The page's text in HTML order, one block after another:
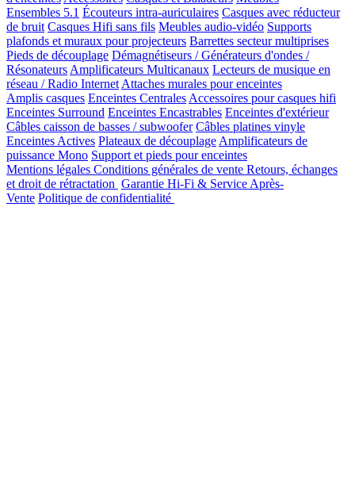
Ensembles 5.1 Écouteurs intra-auriculaires Casques avec réducteur
de bruit Casques Hifi sans fils Meubles audio-vidéo Supports
plafonds et muraux pour projecteurs Barrettes secteur multiprises
Pieds de découplage Démagnétiseurs / Générateurs d'ondes /
Résonateurs Amplificateurs Multicanaux Lecteurs de musique en
réseau / Radio Internet Attaches murales pour enceintes
Amplis casques Enceintes Centrales Accessoires pour casques hifi
Enceintes Surround Enceintes Encastrables Enceintes d'extérieur
Câbles caisson de basses / subwoofer Câbles platines vinyle
Enceintes Actives Plateaux de découplage Amplificateurs de
puissance Mono Support et pieds pour enceintes
Mentions légales Conditions générales de vente Retours, échanges
et droit de rétractation Garantie Hi-Fi & Service Après-
Vente Politique de confidentialité